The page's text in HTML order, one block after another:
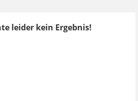
leider kein Ergebnis!